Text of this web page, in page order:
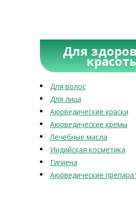
Для
Для волос
Для лица
Аюрведические краски
Аюрведические кремы
Лечебные масла
Индийская косметика
Гигиена
Аюрведические